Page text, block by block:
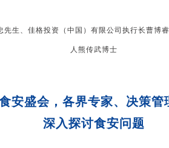
生、佳格投资（中国）有限公司执行长曹
人熊传武博士
安盛会，各界专家、决策管
深入探讨食安问题